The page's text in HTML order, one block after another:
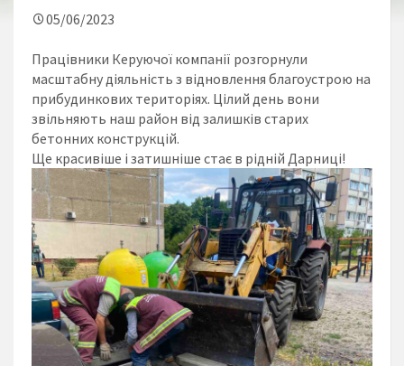
05/06/2023
Працівники Керуючої компанії розгорнули
масштабну діяльність з відновлення благоустрою на
прибудинкових територіях. Цілий день вони
звільняють наш район від залишків старих
бетонних конструкцій.
Ще красивіше і затишніше стає в рідній Дарниці!